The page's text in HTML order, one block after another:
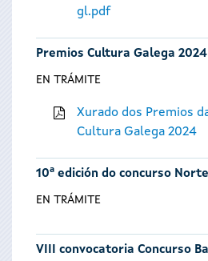
gl.pdf
Premios Cultura Galega 2024
EN TRÁMITE
Xurado dos Premios
Cultura Galega 2024
10ª edición do concurso
EN TRÁMITE
VIII convocatoria Concurso